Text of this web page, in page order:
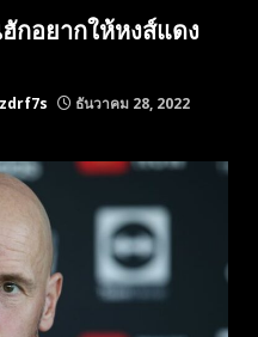
กอยากให้หงส์แดง
ธันวาคม 28, 2022